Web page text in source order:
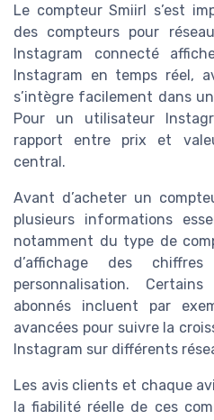
Le compteur Smiirl s’est
des compteurs pour
Instagram connecté
Instagram en temps réel,
s’intègre facilement dans
Pour un utilisateur
rapport entre prix et
central.
Avant d’acheter un
plusieurs informations
notamment du type de
d’affichage des
personnalisation.
abonnés incluent par
avancées pour suivre la
Instagram sur différents
Les avis clients et chaque
la fiabilité réelle de ces